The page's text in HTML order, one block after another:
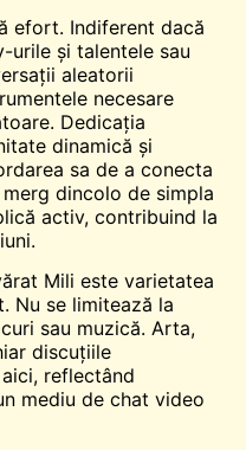
efort. Indiferent dacă
și talentele sau
aleatorii
necesare
Dedicația
dinamică și
sa de a conecta
dincolo de simpla
activ, contribuind la
Mili este varietatea
Nu se limitează la
sau muzică. Arta,
discuțiile
reflectând
mediu de chat video